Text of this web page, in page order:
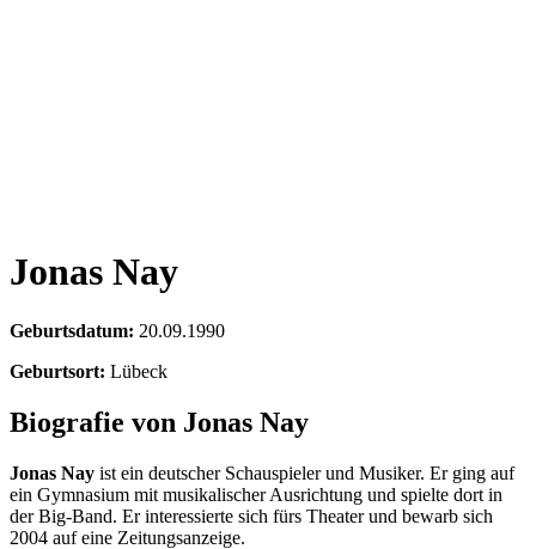
Jonas Nay
Geburtsdatum: 20.09.1990
Geburtsort: Lübeck
Biografie von Jonas Nay
Jonas Nay ist ein deutscher Schauspieler und Musiker. Er ging auf
ein Gymnasium mit musikalischer Ausrichtung und spielte dort in
der Big-Band. Er interessierte sich fürs Theater und bewarb sich
2004 auf eine Zeitungsanzeige.